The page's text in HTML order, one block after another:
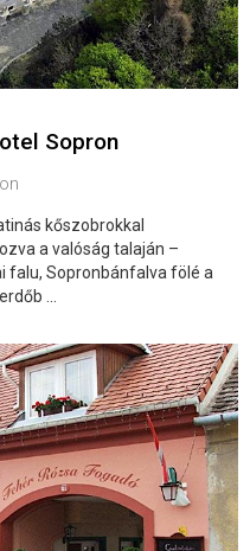
Sopron
kőszobrokkal
a valóság talaján –
falu, Sopronbánfalva fölé a
...